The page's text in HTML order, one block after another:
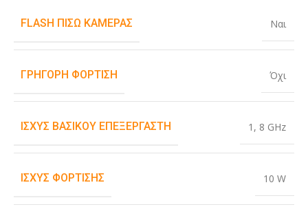
FLASH ΠΊΣΩ ΚΆΜΕΡΑΣ Ναι
ΓΡΉΓΟΡΗ ΦΌΡΤΙΣΗ Όχι
ΙΣΧΎΣ ΒΑΣΙΚΟΎ ΕΠΕΞΕΡΓΑΣΤΉ 1 , 8 GHz
ΙΣΧΎΣ ΦΌΡΤΙΣΗΣ 10 W